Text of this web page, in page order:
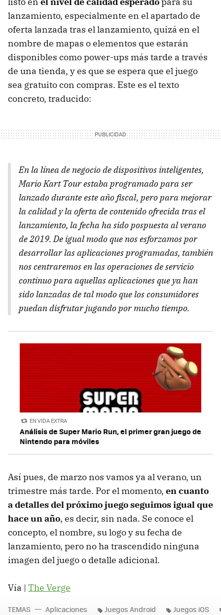
lanzamiento, especialmente en el apartado de
oferta lanzada tras el lanzamiento, quizá en el
nombre de mapas o elementos que estarán
disponibles como power-ups más tarde a través
de una tienda, y es que se espera que el juego
sea gratuito con compras. Este es el texto
concreto, traducido:
En la línea de negocio de dispositivos inteligentes,
Mario Kart Tour estaba programado para ser
lanzado durante este año fiscal, pero para mejorar
la calidad y la oferta de contenido ofrecida tras el
lanzamiento, la fecha ha sido pospuesta al verano
de 2019. De igual modo que nos esforzamos por
desarrollar las aplicaciones programadas, también
nos centraremos en las operaciones de servicio
continuo para aquellas aplicaciones que ya han
sido lanzadas de tal modo que los consumidores
puedan disfrutar jugando por mucho tiempo.
EN VIDA EXTRA
Análisis de Super Mario Run, el primer gran juego de
Nintendo para móviles
Así pues, de marzo nos vamos ya al verano, un
trimestre más tarde. Por el momento, en cuanto
a detalles del próximo juego seguimos igual que
hace un año, es decir, sin nada. Se conoce el
concepto, el nombre, su logo y su fecha de
lanzamiento, pero no ha trascendido ninguna
imagen del juego o detalle adicional.
Vía | The Verge
TEMAS Aplicaciones Juegos Android Juegos iOS